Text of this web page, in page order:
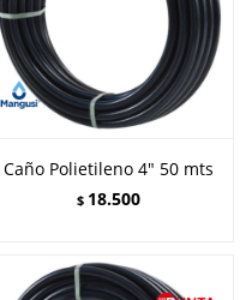
Caño Polietileno 4" 50 mts
$ 18.500